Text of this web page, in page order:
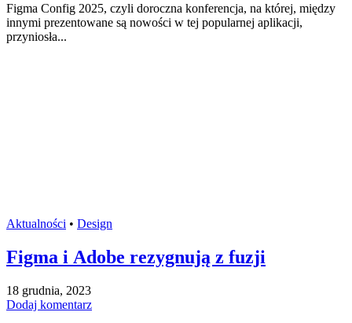
Figma Config 2025, czyli doroczna konferencja, na której, między
innymi prezentowane są nowości w tej popularnej aplikacji,
przyniosła...
Aktualności • Design
Figma i Adobe rezygnują z fuzji
18 grudnia, 2023
Dodaj komentarz